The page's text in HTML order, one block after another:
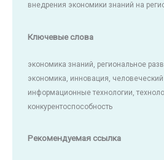
внедрения экономики знаний на
Ключевые слова
экономика знаний, региональное
экономика, инновация, человеческий
информационные технологии,
конкурентоспособность
Рекомендуемая ссылка